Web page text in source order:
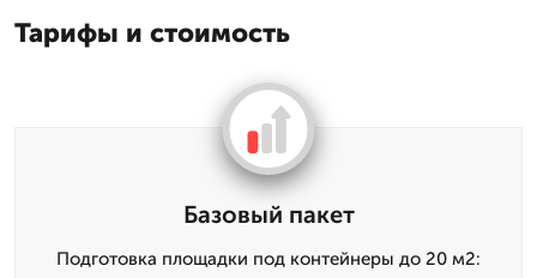
Тарифы и стоимость
Базовый пакет
Подготовка площадки под контейнеры до 20 м2: